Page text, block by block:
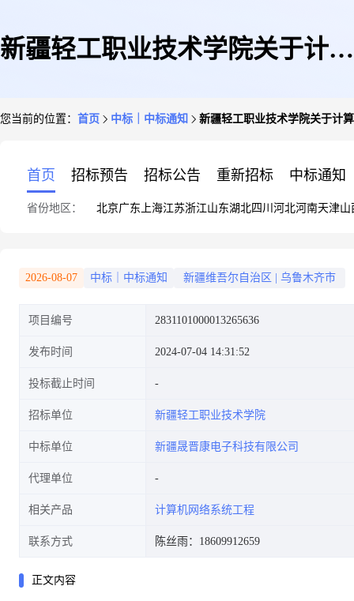
新疆轻工职业技术学院关于计算
您当前的位置： 首页 中标｜中标通知 新疆轻工职业技术学院关于计
首页 招标预告 招标公告 重新招标 中标通知
省份地区： 北京广东 上海江苏浙江山东湖北四川 河北河南天津山
2026-08-07 中标｜中标通知 新疆维吾尔自治区 乌鲁木齐市
项目编号 2831101000013265636
发布时间 2024-07-04 14:31:52
投标截止时间
招标单位 新疆轻工职业技术学院
中标单位 新疆晟晋康电子科技有限公司
代理单位
相关产品 计算机网络系统工程
联系方式 陈丝雨：18609912659
正文内容